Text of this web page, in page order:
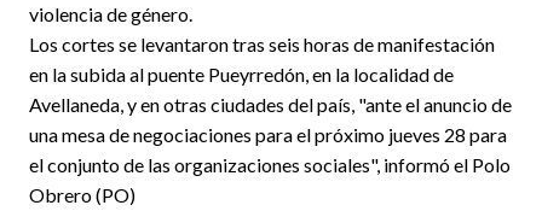
violencia de género.
Los cortes se levantaron tras seis horas de manifestación
en la subida al puente Pueyrredón, en la localidad de
Avellaneda, y en otras ciudades del país, "ante el anuncio de
una mesa de negociaciones para el próximo jueves 28 para
el conjunto de las organizaciones sociales", informó el Polo
Obrero (PO)